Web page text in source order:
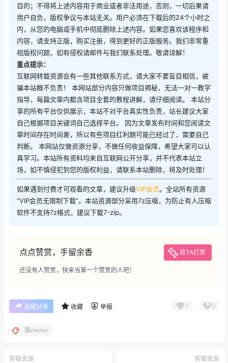
目的；不得将上述内容用于商业或者非法用途，否则，一切后果请
用户自负，版权争议与本站无关。用户必须在下载后的24个小时之
内，从您的电脑或手机中彻底删除上述内容。如果您喜欢该程序和
内容，请支持正版，购买注册，得到更好的正版服务。我们非常重
视版权问题，如有侵权请邮件与我们联系处理。敬请谅解！
重点提示：
互联网转载资源会有一些其他联系方式，请大家不要盲目相信，被
骗本站概不负责！ 本网站部分内容只做项目揭秘，无法一对一教学
指导，每篇文章内都含项目全套的教程讲解，请仔细阅读。 本站分
享的所有平台仅供展示，本站不对平台真实性负责，站长建议大家
自己根据项目关键词自己选择平台。 因为文章发布时间和您阅读文
章时间存在时间差，所以有些项目红利期可能已经过了，需要自己
判断。 本网站仅做资源分享，不做任何收益保障，希望大家可以认
真学习。本站所有资料均来自互联网公开分享，并不代表本站立
场，如不慎侵犯到您的版权利益，请联系本站删除，将及时处理！
如果遇到付费才可观看的文章，建议升级VIP会员。全站所有资源
“VIP会员无限制下载”。本站资源部分采用7z压缩，为防止有人压缩
软件不支持7z格式，建议下载7-zip。
点点赞赏，手留余香 给TA打赏
还没有人赞赏，快来当第一个赞赏的人吧！
海报分享 收藏 举报 1 0
猫meme
剪辑资源 剪辑资源